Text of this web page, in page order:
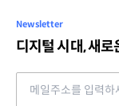
Newsletter
디지털 시대, 새
Email address